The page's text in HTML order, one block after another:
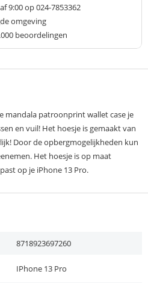
9:00 op 024-7853362
omgeving
beoordelingen
mandala patroonprint wallet case je
en vuil! Het hoesje is gemaakt van
Door de opbergmogelijkheden kun
Het hoesje is op maat
op je iPhone 13 Pro.
8718923697260
IPhone 13 Pro